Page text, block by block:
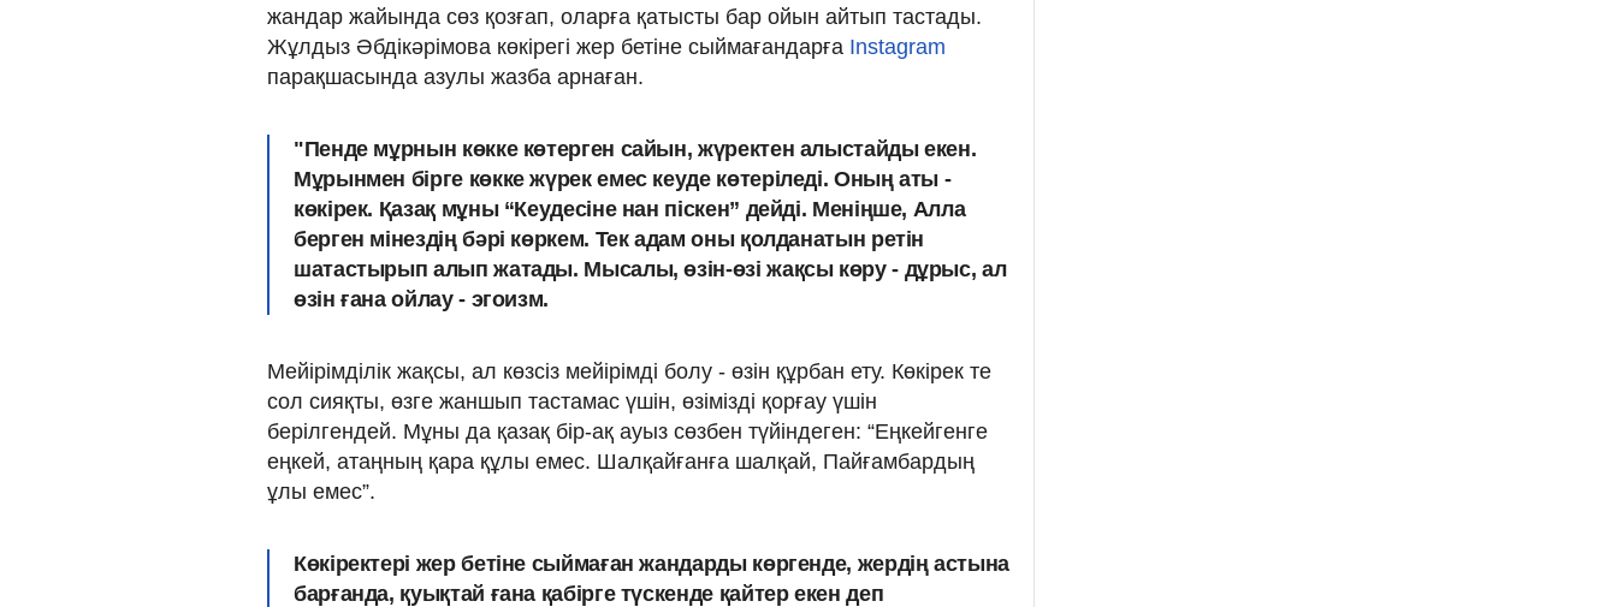
жандар жайында сөз қозғап, оларға қатысты бар ойын айтып тастады.
Жұлдыз Әбдікәрімова көкірегі жер бетіне сыймағандарға Instagram
парақшасында азулы жазба арнаған.
"Пенде мұрнын көкке көтерген сайын, жүректен алыстайды екен.
Мұрынмен бірге көкке жүрек емес кеуде көтеріледі. Оның аты -
көкірек. Қазақ мұны “Кеудесіне нан піскен” дейді. Меніңше, Алла
берген мінездің бәрі көркем. Тек адам оны қолданатын ретін
шатастырып алып жатады. Мысалы, өзін-өзі жақсы көру - дұрыс, ал
өзін ғана ойлау - эгоизм.
Мейірімділік жақсы, ал көзсіз мейірімді болу - өзін құрбан ету. Көкірек те
сол сияқты, өзге жаншып тастамас үшін, өзімізді қорғау үшін
берілгендей. Мұны да қазақ бір-ақ ауыз сөзбен түйіндеген: “Еңкейгенге
еңкей, атаңның қара құлы емес. Шалқайғанға шалқай, Пайғамбардың
ұлы емес”.
Көкіректері жер бетіне сыймаған жандарды көргенде, жердің астына
барғанда, қуықтай ғана қабірге түскенде қайтер екен деп